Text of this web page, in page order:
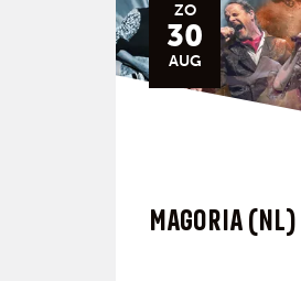
ZO
30
AUG
MAGORIA (NL)